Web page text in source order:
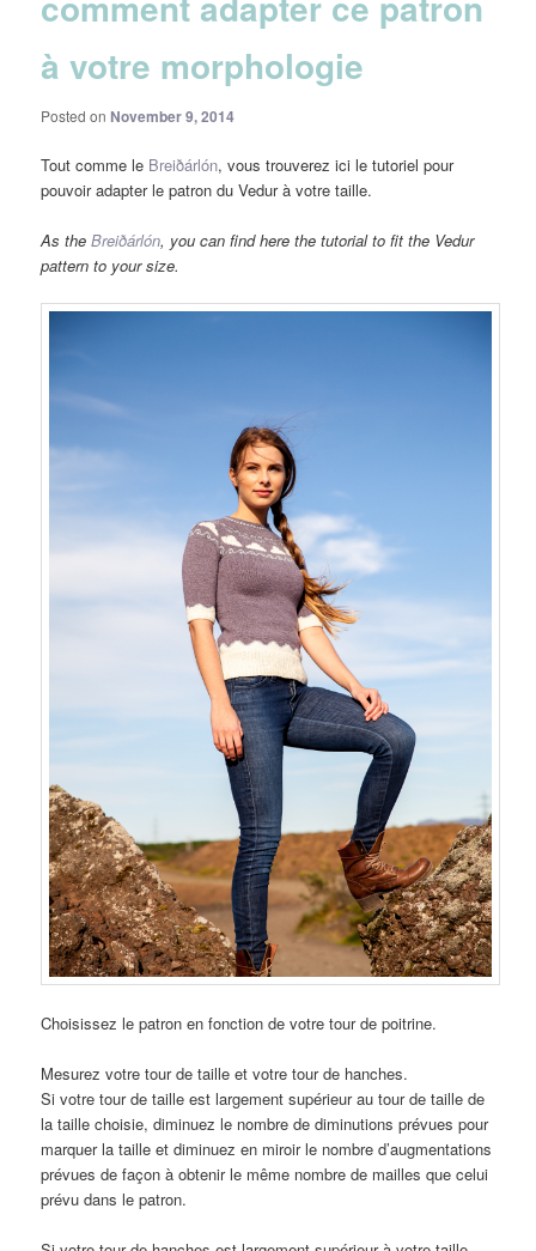
à votre morphologie
Posted on November 9, 2014
Tout comme le Breiðárlón, vous trouverez ici le tutoriel pour
pouvoir adapter le patron du Vedur à votre taille.
As theBreiðárlón, you can find here the tutorial to fit the Vedur
pattern to your size.
Choisissez le patron en fonction de votre tour de poitrine.
Mesurez votre tour de taille et votre tour de hanches.
Si votre tour de taille est largement supérieur au tour de taille de
la taille choisie, diminuez le nombre de diminutions prévues pour
marquer la taille et diminuez en miroir le nombre d’augmentations
prévues de façon à obtenir le même nombre de mailles que celui
prévu dans le patron.